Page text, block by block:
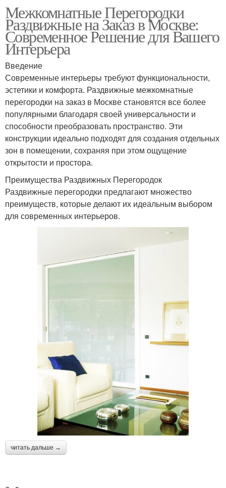
Межкомнатные Перегородки
Раздвижные на Заказ в Москве:
Современное Решение для Вашего
Интерьера
Введение
Современные интерьеры требуют функциональности,
эстетики и комфорта. Раздвижные межкомнатные
перегородки на заказ в Москве становятся все более
популярными благодаря своей универсальности и
способности преобразовать пространство. Эти
конструкции идеально подходят для создания отдельных
зон в помещении, сохраняя при этом ощущение
открытости и простора.
Преимущества Раздвижных Перегородок
Раздвижные перегородки предлагают множество
преимуществ, которые делают их идеальным выбором
для современных интерьеров.
читать дальше →